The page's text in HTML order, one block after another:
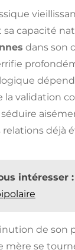
capacité
dans son
la validation
relations déjà
intéresser :
de son
mère se